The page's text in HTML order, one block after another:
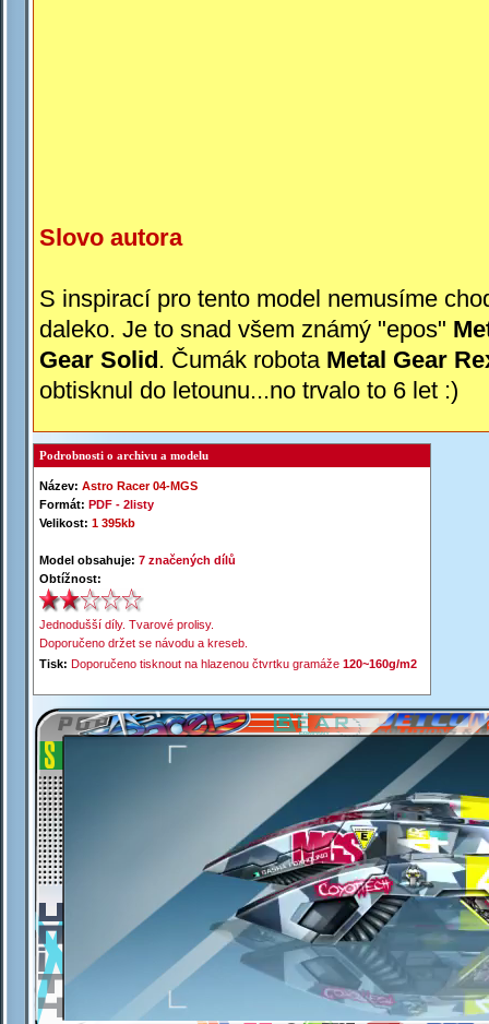
Slovo autora
S inspirací pro tento model nemusíme
daleko. Je to snad všem známý "epos"
Gear Solid. Čumák robota Metal Gear
obtisknul do letounu...no trvalo to 6 let :)
Podrobnosti o archivu a modelu
Název: Astro Racer 04-MGS
Formát: PDF - 2listy
Velikost: 1 395kb
Model obsahuje: 7 značených dílů
Obtížnost:
Jednodušší díly. Tvarové prolisy.
Doporučeno držet se návodu a kreseb.
Tisk: Doporučeno tisknout na hlazenou čtvrtku gramáže 120~160g/m2